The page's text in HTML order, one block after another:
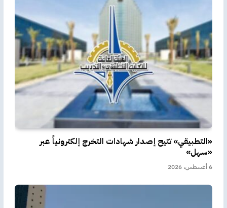
«التطبيقي» تتيح إصدار شهادات التخرج إلكترونياً عبر
«سهل»
6 أغسطس، 2026